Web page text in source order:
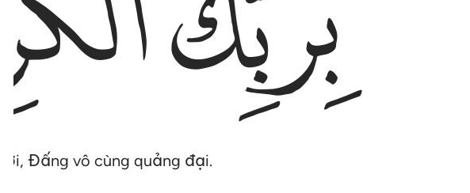
Đấng vô cùng quảng đại.